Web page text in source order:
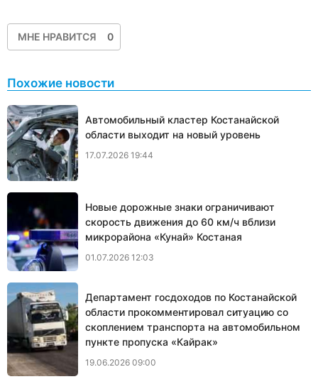
МНЕ НРАВИТСЯ 0
Похожие новости
Автомобильный кластер Костанайской
области выходит на новый уровень
17.07.2026 19:44
Новые дорожные знаки ограничивают
скорость движения до 60 км/ч вблизи
микрорайона «Кунай» Костаная
01.07.2026 12:03
Департамент госдоходов по Костанайской
области прокомментировал ситуацию со
скоплением транспорта на автомобильном
пункте пропуска «Кайрак»
19.06.2026 09:00